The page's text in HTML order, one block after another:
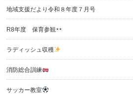
地域支援だより令和８年度７月号
R8年度 保育参観
ラディッシュ収穫
消防総合訓練
サッカー教室